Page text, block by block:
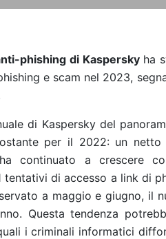
phishing di Kaspersky ha
e scam nel 2023,
di Kaspersky del
per il 2022: un
continuato a crescere
tentativi di accesso a link di
a maggio e giugno, il
Questa tendenza
i criminali informatici